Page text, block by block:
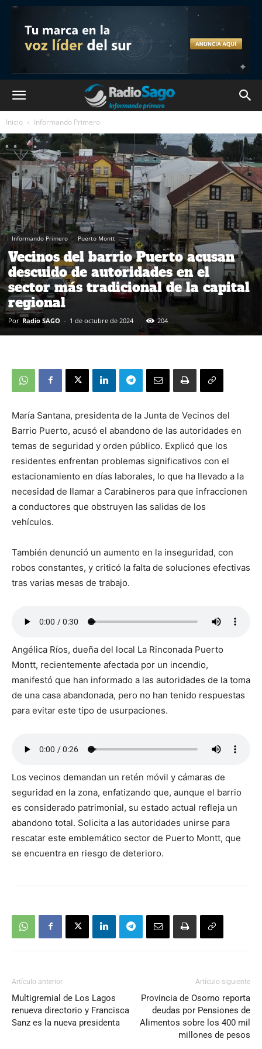
Inicio Informando Primero
Informando Primero Puerto Montt
Vecinos del barrio Puerto acusan
descuido de autoridades en el
sector más tradicional de la capital
regional
Por Radio SAGO - 1 de octubre de 2024 204
María Santana, presidenta de la Junta de Vecinos del
Barrio Puerto, acusó el abandono de las autoridades en
temas de seguridad y orden público. Explicó que los
residentes enfrentan problemas significativos con el
estacionamiento en días laborales, lo que ha llevado a la
necesidad de llamar a Carabineros para que infraccionen
a conductores que obstruyen las salidas de los
vehículos.
También denunció un aumento en la inseguridad, con
robos constantes, y criticó la falta de soluciones efectivas
tras varias mesas de trabajo.
Angélica Ríos, dueña del local La Rinconada Puerto
Montt, recientemente afectada por un incendio,
manifestó que han informado a las autoridades de la toma
de una casa abandonada, pero no han tenido respuestas
para evitar este tipo de usurpaciones.
Los vecinos demandan un retén móvil y cámaras de
seguridad en la zona, enfatizando que, aunque el barrio
es considerado patrimonial, su estado actual refleja un
abandono total. Solicita a las autoridades unirse para
rescatar este emblemático sector de Puerto Montt, que
se encuentra en riesgo de deterioro.
Artículo anterior
Multigremial de Los Lagos
renueva directorio y Francisca
Sanz es la nueva presidenta
Artículo siguiente
Provincia de Osorno reporta
deudas por Pensiones de
Alimentos sobre los 400 mil
millones de pesos